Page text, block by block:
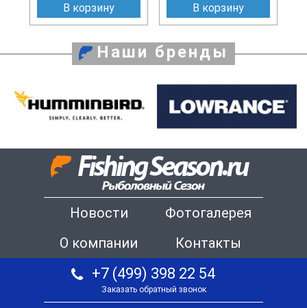
В корзину
В корзину
Наши бренды
Новости
Фотогалерея
О компании
Контакты
+7 (499) 398 22 54
Заказать обратный звонок